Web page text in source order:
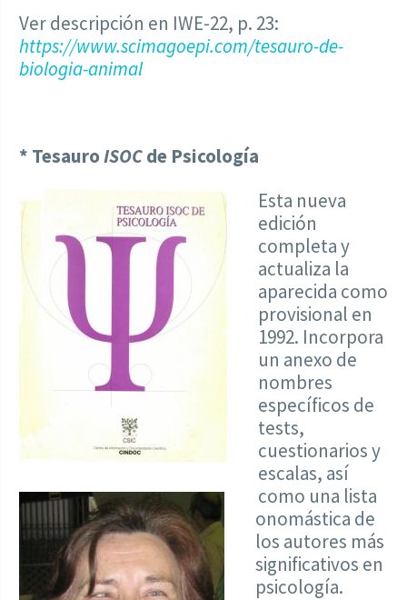
Ver descripción en IWE-22, p. 23:
https://www.scimagoepi.com/tesauro-de-
biologia-animal
* TesauroISOCde Psicología
Esta nueva
edición
completa y
actualiza la
aparecida como
provisional en
1992. Incorpora
un anexo de
nombres
específicos de
tests,
cuestionarios y
escalas, así
como una lista
onomástica de
los autores más
significativos en
psicología.